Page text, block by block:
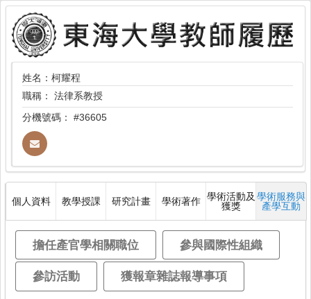
姓名：柯耀程
職稱： 法律系教授
分機號碼： #36605
個人資料 教學授課 研究計畫 學術著作 學術活動及
獲獎
學術服務與
產學互動
擔任產官學相關職位 參與國際性組織
參訪活動 獲報章雜誌報導事項